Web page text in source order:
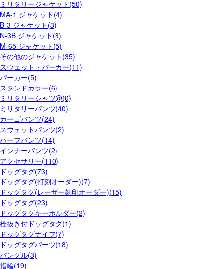
ミリタリージャケット(50)
MA-1 ジャケット(4)
B-3 ジャケット(3)
N-3B ジャケット(3)
M-65 ジャケット(5)
その他のジャケット(35)
スウェット・パーカー(11)
パーカー(5)
スタンドカラー(6)
ミリタリーシャツ@(0)
ミリタリーパンツ(40)
カーゴパンツ(24)
スウェットパンツ(2)
ハーフパンツ(14)
インナーパンツ(2)
アクセサリー(110)
ドッグタグ(73)
ドッグタグ(打刻オーダー)(7)
ドッグタグ(レーザー刻印オーダー)(15)
ドッグタグ(23)
ドッグタグキーホルダー(2)
栓抜き付ドッグタグ(1)
ドッグタグナイフ(7)
ドッグタグパーツ(18)
バングル(3)
指輪(19)